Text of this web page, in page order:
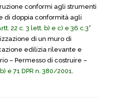
conformi agli strumenti
di doppia conformità agli
22 c. 3 lett. b) e c) e 36 c.3°
di un muro di
edilizia rilevante e
– Permesso di costruire –
e 71 DPR n. 380/2001.